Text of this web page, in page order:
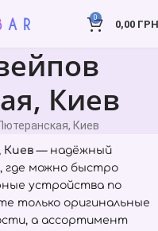
0
0,00
Киев
Киев
Киев — надёжный
где можно быстро
устройства по
только оригинальные
а ассортимент